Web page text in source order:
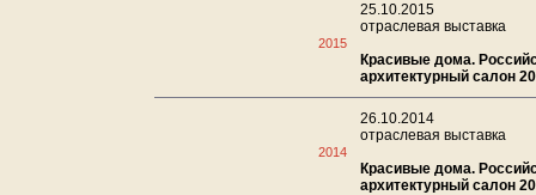
2015
25.10.2015
отраслевая выставка
Красивые дома.
архитектурный салон
2014
26.10.2014
отраслевая выставка
Красивые дома.
архитектурный салон